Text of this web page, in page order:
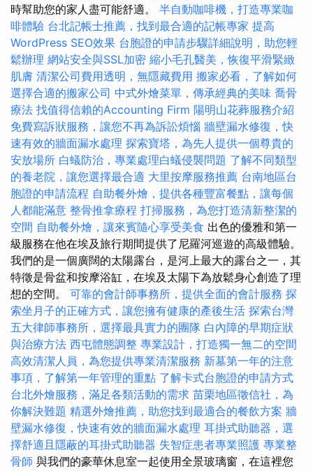
時幫助您的家人盡可能舒適。 半自動咖啡機，打造專業咖
啡體驗 台北記帳士推薦，找到最合適的記帳專家 提高
WordPress SEO效果 台胞證的申請步驟詳細說明，助您輕
鬆辦理 網站安全與SSL加密 縮小毛孔醫美，恢復平滑緊緻
肌膚 清潔公司費用透明，無隱藏費用 搬家必看，了解如何
選擇合適的搬家公司 中式外燴菜單，傳承經典的美味 喬骨
療法 找值得信賴的Accounting Firm 陽明山花葬服務介紹
免費寫訴狀服務，讓您不再為訴訟煩惱 牆壁漏水修復，快
速有效的牆面漏水處理 探索寶塔，為先人提供一個尊貴的
安放場所 白蟻防治，專業處理白蟻侵襲問題 了解不同類型
的養老院，讓您選擇最合適 大里按摩服務推薦 台南地區台
胞證的申請流程 自助餐外燴，提供各種豐富餐點，讓每個
人都能滿意 整骨推拿療程 打掃服務，為您打造清新整潔的
空間 自助餐外燴，讓來賓隨心享受美食 出色的優雅和第一
級服務在他在埃及旅行期間提供了尼羅河巡遊的高級體驗。
我們的是一個廣闊的太陽露台，是河上最大的露台之一，其
特徵是骨盆和按摩浴缸，在埃及太陽下為放鬆身心創造了理
想的空間。 可靠的會計師事務所，提供全面的會計服務 探
索坐月子的正確方式，讓您擁有健康的產後生活 探索台灣
五大律師事務所，選擇最具實力的團隊 白內障的早期症狀
與治療方法 西屯體態調整 專業設計，打造獨一無二的空間
高效清潔人員，為您提供專業清潔服務 新墓第一年的注意
事項，了解第一年管理的重點 了解卡式台胞證的申請方式
台北外燴服務，滿足各類活動的需求 苗栗地區徵信社，為
你解決難題 精選外燴推薦，助您找到最適合的餐飲方案 牆
壁漏水修復，快速有效的牆面漏水處理 耳掛式助聽器，選
擇舒適且隱蔽的耳掛式助聽器 失智症患者專業照護 專業整
骨師 與我們的豪華休息室一起使用全景玻璃窗，在這裡您